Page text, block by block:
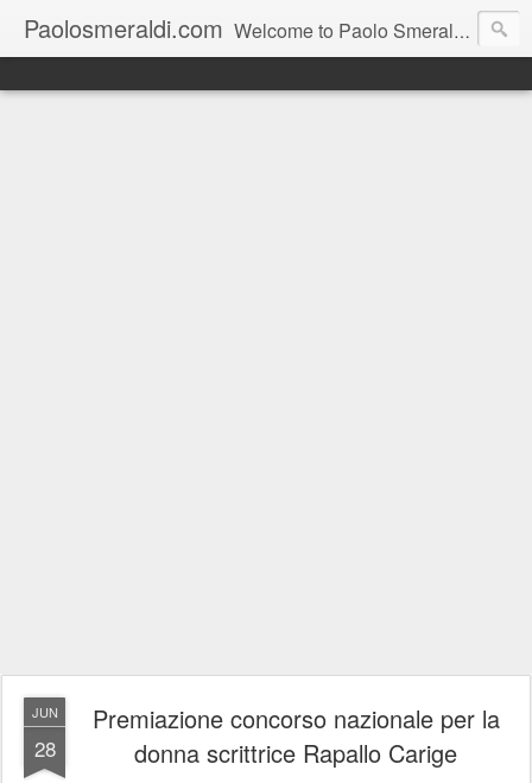
Paolosmeraldi.com Welcome to Paolo Smeraldi's website, online since 2002. Consigliere comunale a Sestri Levante.
JUN
28
Premiazione concorso nazionale per la
donna scrittrice Rapallo Carige